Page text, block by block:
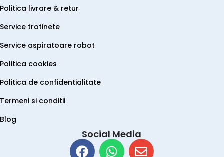
Politica livrare & retur
Service trotinete
Service aspiratoare robot
Politica cookies
Politica de confidentialitate
Termeni si conditii
Blog
Social Media